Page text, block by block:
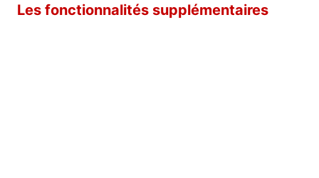
Les fonctionnalités supplémentaires